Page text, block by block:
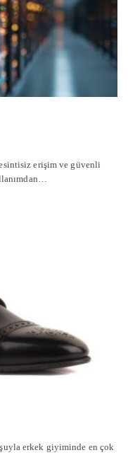
erişim ve güvenli
erkek giyiminde en çok